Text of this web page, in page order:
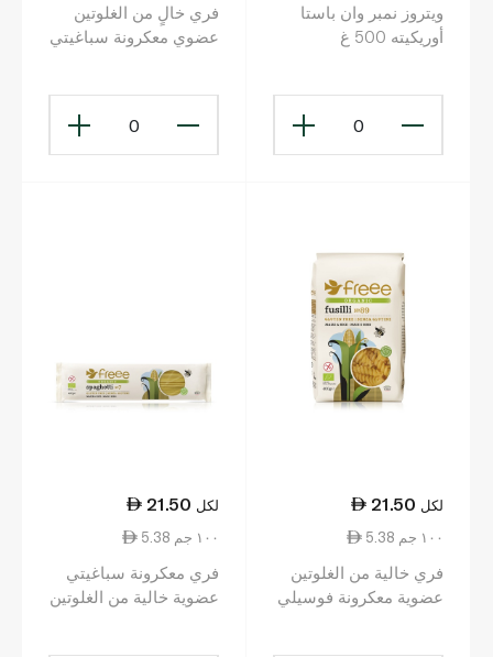
ويتروز نمبر وان باستا
أوريكيته 500 غ
0
فري خالٍ من الغلوتين
عضوي معكرونة سباغيتي
0
21.50 لكل
5.38 ١٠٠ جم
فري خالية من الغلوتين
عضوية معكرونة فوسيلي
21.50 لكل
5.38 ١٠٠ جم
فري معكرونة سباغيتي
عضوية خالية من الغلوتين